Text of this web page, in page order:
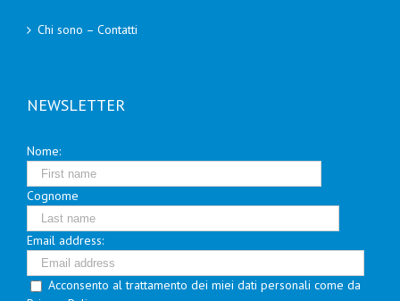
Chi sono – Contatti
NEWSLETTER
Nome:
Cognome
Email address:
Acconsento al trattamento dei miei dati personali come da